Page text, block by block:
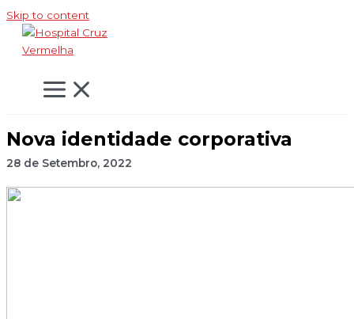
Skip to content
Nova identidade corporativa
28 de Setembro, 2022